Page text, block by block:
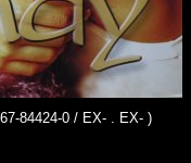
84424-0 / EX- . EX- )